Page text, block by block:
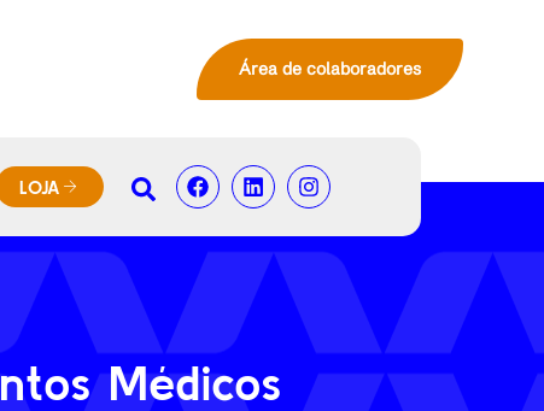
Área de colaboradores
LOJA
Médicos